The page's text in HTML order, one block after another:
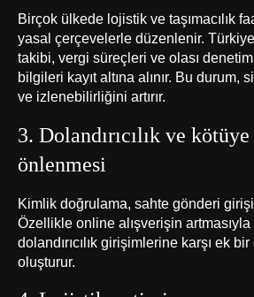
Birçok ülkede lojistik ve taşımacılık
yasal çerçevelerle düzenlenir.
takibi, vergi süreçleri ve olası
bilgileri kayıt altına alınır. Bu durum,
ve izlenebilirliğini artırır.
3. Dolandırıcılık ve
önlenmesi
Kimlik doğrulama, sahte gönderi
Özellikle online alışverişin
dolandırıcılık girişimlerine karşı ek
oluşturur.